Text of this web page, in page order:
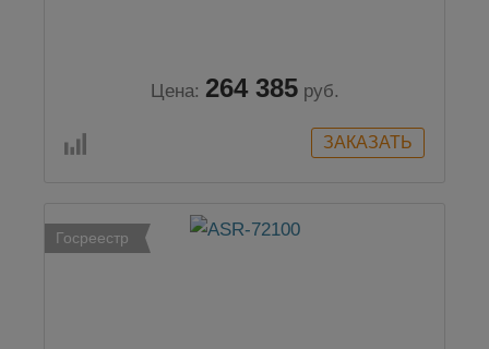
Цена: 264 385 руб.
Госреестр